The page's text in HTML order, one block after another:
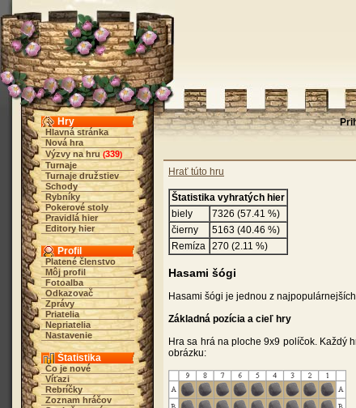
Hry
Hlavná stránka
Nová hra
Výzvy na hru (339)
Turnaje
Turnaje družstiev
Schody
Rybníky
Pokerové stoly
Pravidlá hier
Editory hier
Profil
Platené členstvo
Môj profil
Fotoalba
Odkazovač
Zprávy
Priatelia
Nepriatelia
Nastavenie
Štatistika
Čo je nové
Víťazi
Rebríčky
Zoznam hráčov
Hrať túto hru
Štatistika vyhratých hier
biely
7326 (57.41 %)
čierny
5163 (40.46 %)
Remíza 270 (2.11 %)
Hasami šógi
Hasami šógi je jednou z
Základná pozícia a cieľ hry
Hra sa hrá na ploche 9x9 políčok. Každý
obrázku: